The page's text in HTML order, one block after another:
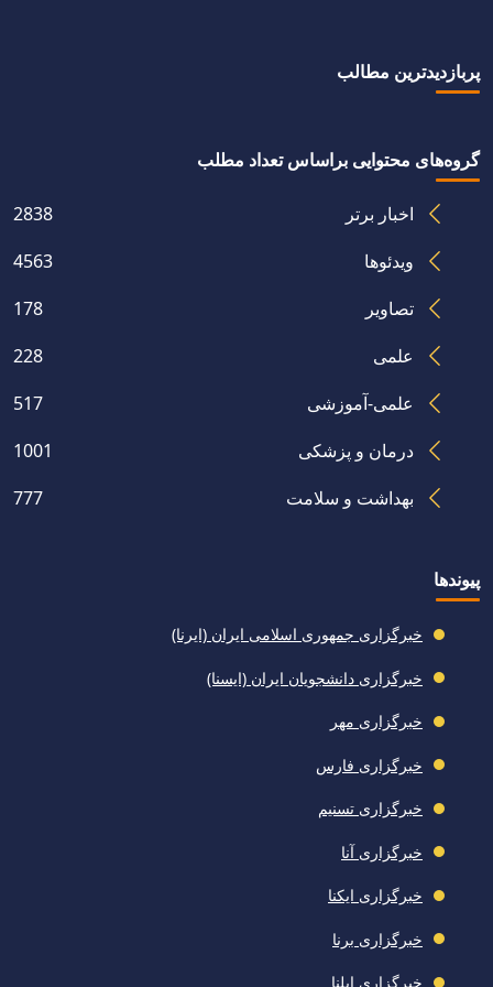
پربازدیدترین مطالب
پیوندها
خبرگزاری جمهوری اسلامی ایران (ایرنا)
خبرگزاری دانشجویان ایران (ایسنا)
خبرگزاری مهر
خبرگزاری فارس
خبرگزاری تسنیم
خبرگزاری آنا
خبرگزاری ایکنا
خبرگزاری برنا
خبرگزاری ایلنا
گروه‌های محتوایی براساس تعداد مطلب
اخبار برتر
2838
ویدئوها
4563
تصاویر
178
علمی
228
علمی-آموزشی
517
درمان و پزشکی
1001
بهداشت و سلامت
777